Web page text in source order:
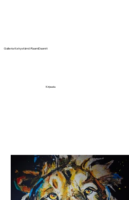
Galleria-Kehystämö RaamiDaamit
Kirjaudu